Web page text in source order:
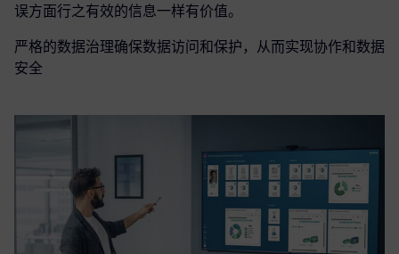
误方面行之有效的信息一样有价值。
严格的数据治理确保数据访问和保护，从而实现协作和数据
安全